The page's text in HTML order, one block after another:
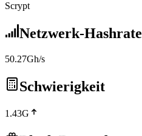
Scrypt
Netzwerk-Hashrate
50.27Gh/s
Schwierigkeit
1.43G